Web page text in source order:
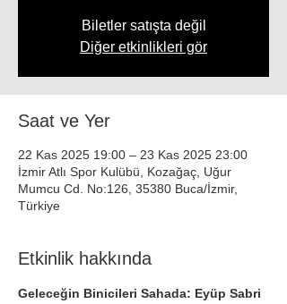
Biletler satışta değil
Diğer etkinlikleri gör
Saat ve Yer
22 Kas 2025 19:00 – 23 Kas 2025 23:00
İzmir Atlı Spor Kulübü, Kozağaç, Uğur
Mumcu Cd. No:126, 35380 Buca/İzmir,
Türkiye
Etkinlik hakkında
Geleceğin Binicileri Sahada: Eyüp Sabri